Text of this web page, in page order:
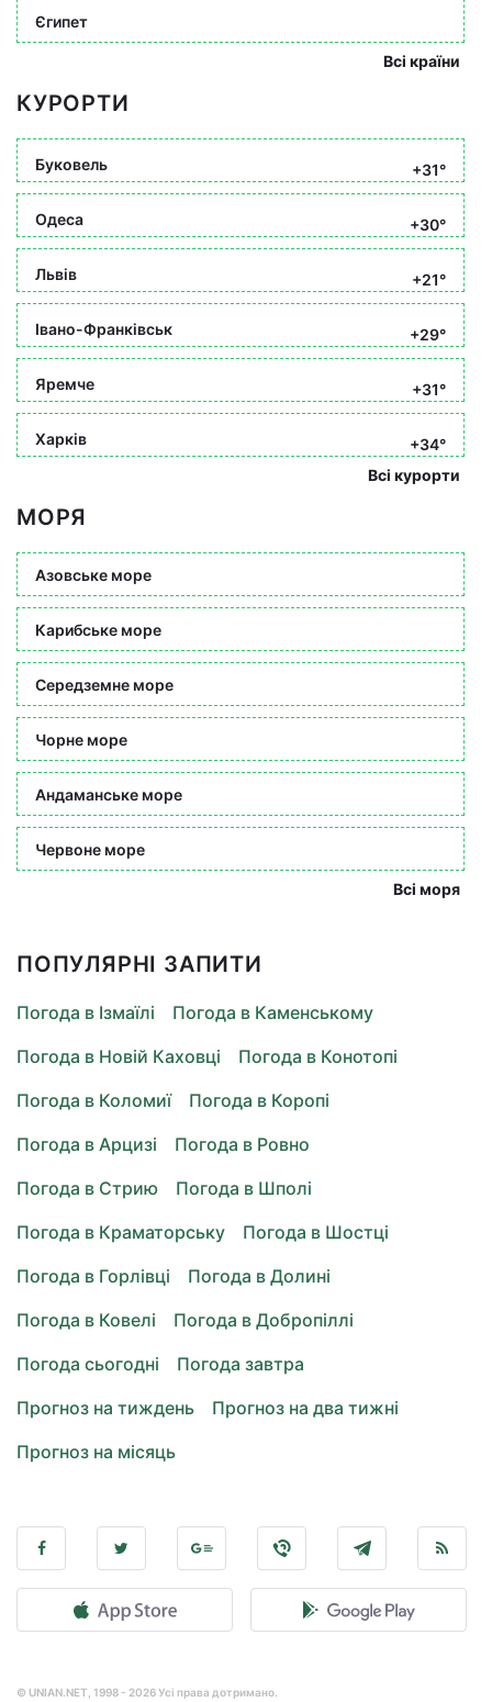
Єгипет
Всі країни
КУРОРТИ
Буковель +31°
Одеса +30°
Львів +21°
Івано-Франківськ +29°
Яремче +31°
Харків
+34°
Всі курорти
МОРЯ
Азовське море
Карибське море
Середземне море
Чорне море
Андаманське море
Червоне море
Всі моря
ПОПУЛЯРНІ ЗАПИТИ
Погода в Ізмаїлі
Погода в Каменському
Погода в Новій Каховці
Погода в Конотопі
Погода в Коломиї
Погода в Коропі
Погода в Арцизі
Погода в Ровно
Погода в Стрию
Погода в Шполі
Погода в Краматорську
Погода в Шостці
Погода в Горлівці
Погода в Долині
Погода в Ковелі
Погода в Добропіллі
Погода сьогодні
Погода завтра
Прогноз на тиждень
Прогноз на два тижні
Прогноз на місяць
© UNIAN.NET, 1998 - 2026 Усі права дотримано.